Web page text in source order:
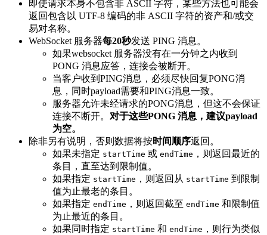
即使请求本身不包含非 ASCII 字符，某些方法也可能会
返回包含以 UTF-8 编码的非 ASCII 字符的资产和/或交
易对名称。
WebSocket 服务器每20秒发送 PING 消息。
如果websocket 服务器没有在一分钟之内收到
PONG 消息应答，连接会被断开。
当客户收到PING消息，必须尽快回复PONG消
息，同时payload需要和PING消息一致。
服务器允许未经请求的PONG消息，但这不会保证
连接不断开。 对于这些PONG 消息，建议payload
为空。
除非另有说明，否则数据将按时间顺序返回。
如果未指定 startTime 或 endTime ，则返回最近的
条目，直至达到限制值。
如果指定 startTime ，则返回从 startTime 到限制
值为止最老的条目。
如果指定 endTime ，则返回截至 endTime 和限制值
为止最近的条目。
如果同时指定 startTime 和 endTime ，则行为类似